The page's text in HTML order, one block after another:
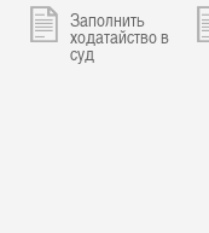
Заполнить
ходатайство в
суд